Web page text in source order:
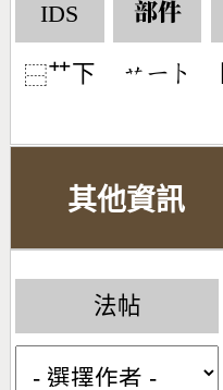
IDS
⿱艹下
部件
󶃋󶀀󶀤
其他資訊
法帖